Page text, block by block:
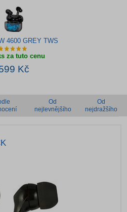
4600 GREY TWS
za tuto cenu
Kč
Od
nejlevnějšího
Od
nejdražšího